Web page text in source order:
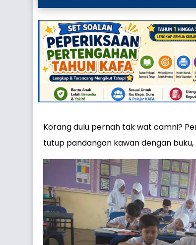
Korang dulu pernah tak wat camni?
tutup pandangan kawan dengan